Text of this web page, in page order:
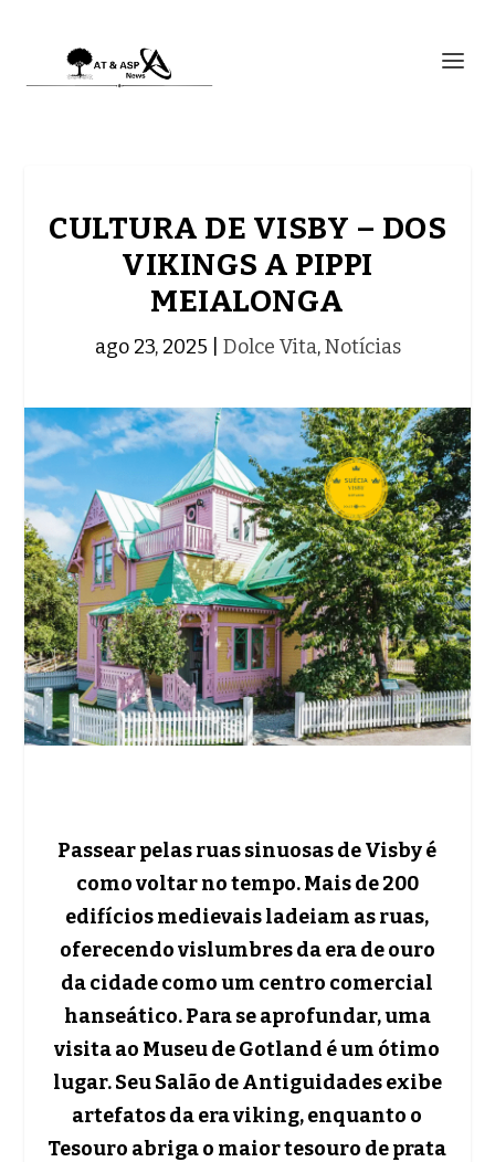
CULTURA DE VISBY – DOS
VIKINGS A PIPPI
MEIALONGA
ago 23, 2025 Dolce Vita,Notícias
Passear pelas ruas sinuosas de Visby é
como voltar no tempo. Mais de 200
edifícios medievais ladeiam as ruas,
oferecendo vislumbres da era de ouro
da cidade como um centro comercial
hanseático. Para se aprofundar, uma
visita ao Museu de Gotland é um ótimo
lugar. Seu Salão de Antiguidades exibe
artefatos da era viking, enquanto o
Tesouro abriga o maior tesouro de prata